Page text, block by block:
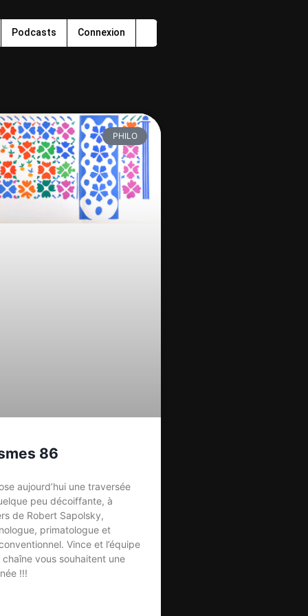
Podcasts Connexion
PHILO
86
aujourd’hui une traversée
peu décoiffante, à
de Robert Sapolsky,
primatologue et
Vince et l’équipe
vous souhaitent une
!!!